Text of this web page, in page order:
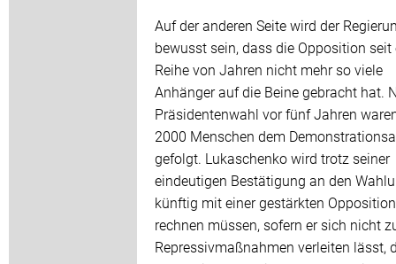
Auf der anderen Seite wird der
bewusst sein, dass die Opposition seit
Reihe von Jahren nicht mehr so viele
Anhänger auf die Beine gebracht hat.
Präsidentenwahl vor fünf Jahren
2000 Menschen dem
gefolgt. Lukaschenko wird trotz seiner
eindeutigen Bestätigung an den
künftig mit einer gestärkten Opposition
rechnen müssen, sofern er sich nicht
Repressivmaßnahmen verleiten lässt,